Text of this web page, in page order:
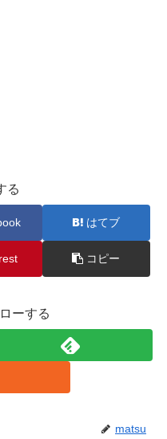
る
はてブ
コピー
ーする
matsu